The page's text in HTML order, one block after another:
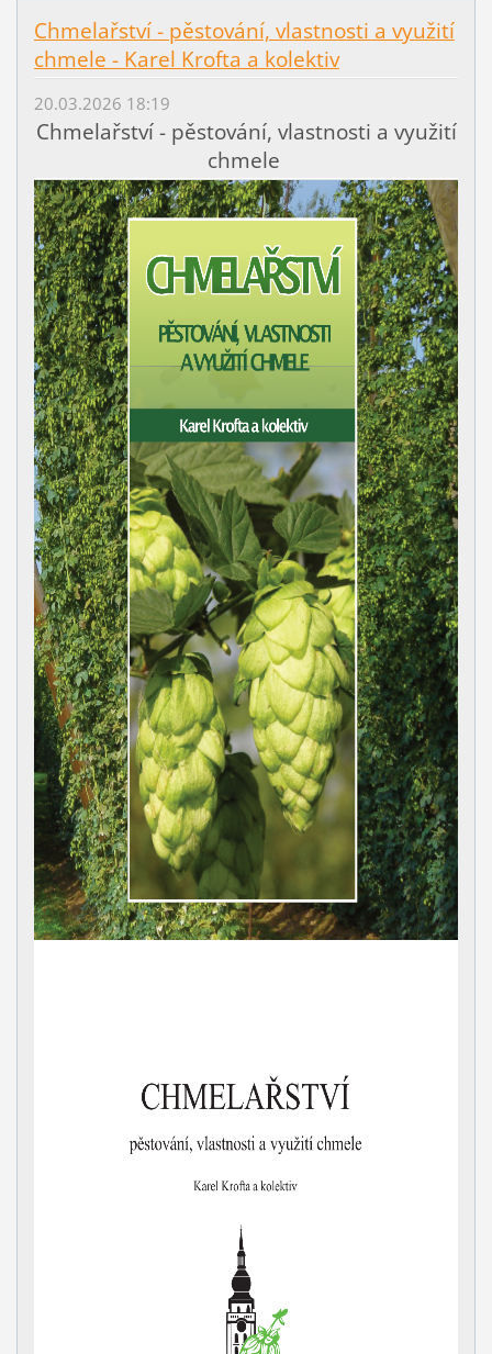
Chmelařství - pěstování, vlastnosti a využití
chmele - Karel Krofta a kolektiv
20.03.2026 18:19
Chmelařství - pěstování, vlastnosti a využití
chmele